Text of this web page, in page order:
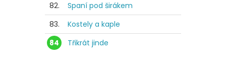
82.
Spaní pod širákem
83.
Kostely a kaple
84
Třikrát jinde